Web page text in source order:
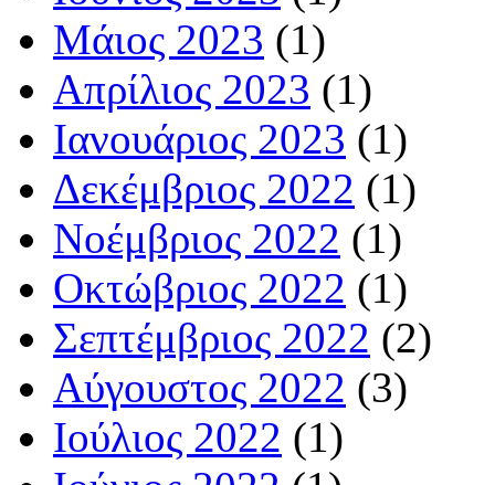
Μάιος 2023 (1)
Απρίλιος 2023 (1)
Ιανουάριος 2023 (1)
Δεκέμβριος 2022 (1)
Νοέμβριος 2022 (1)
Οκτώβριος 2022 (1)
Σεπτέμβριος 2022 (2)
Αύγουστος 2022 (3)
Ιούλιος 2022 (1)